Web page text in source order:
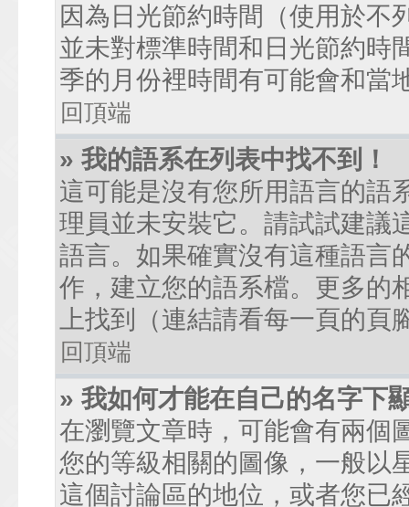
因為日光節約時間（使用於不
並未對標準時間和日光節約時
季的月份裡時間有可能會和當
回頂端
» 我的語系在列表中找不到！
這可能是沒有您所用語言的語
理員並未安裝它。請試試建議
語言。如果確實沒有這種語言
作，建立您的語系檔。更多的
上找到（連結請看每一頁的頁
回頂端
» 我如何才能在自己的名字下
在瀏覽文章時，可能會有兩個
您的等級相關的圖像，一般以
這個討論區的地位，或者您已